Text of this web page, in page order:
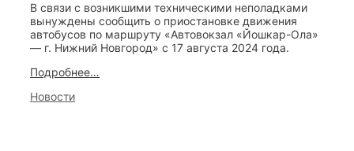
В связи с возникшими техническими неполадками
вынуждены сообщить о приостановке движения
автобусов по маршруту «Автовокзал «Йошкар-Ола»
— г. Нижний Новгород» c 17 августа 2024 года.
Подробнее…
Categories
Новости